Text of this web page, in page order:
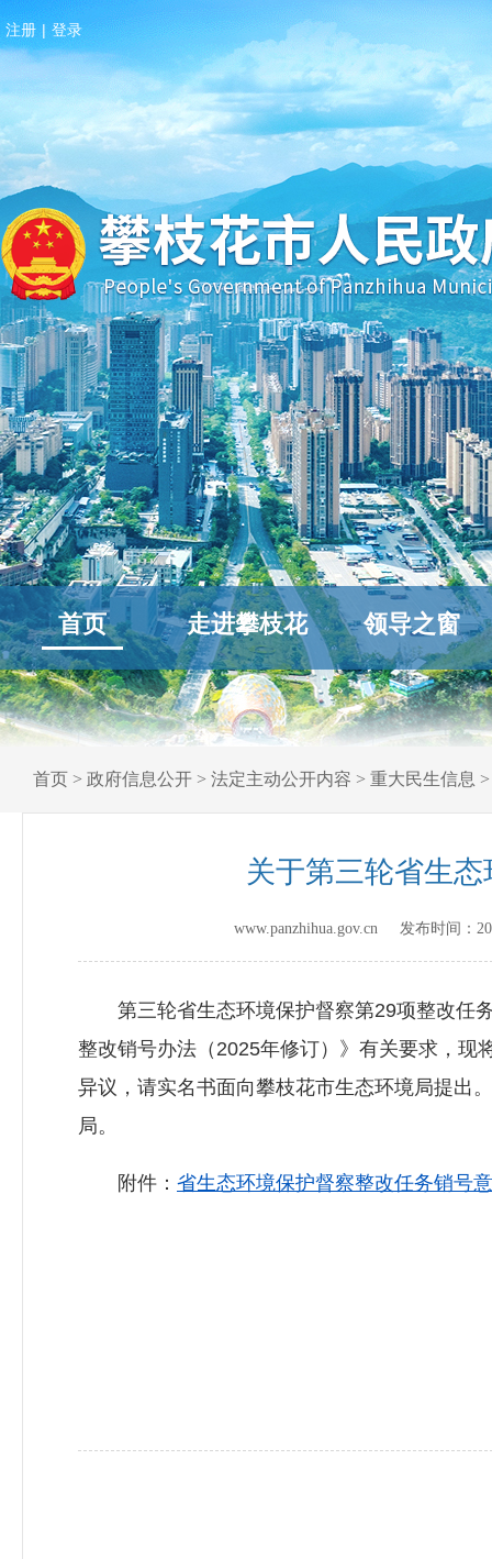
注册 | 登录
首页 走进攀枝花 领导之窗
首页 > 政府信息公开 > 法定主动公开内容 > 重大民生信息
关于第三轮省生
www.panzhihua.gov.cn 发布时间：
第三轮省生态环境保护督察第29项整改任务
整改销号办法（2025年修订）》有关要求，现
异议，请实名书面向攀枝花市生态环境局提出
局。
附件： 省生态环境保护督察整改任务销号